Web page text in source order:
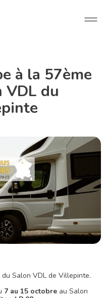
à la 57ème
VDL du
Salon VDL de Villepinte.
7 au 15 octobre au Salon